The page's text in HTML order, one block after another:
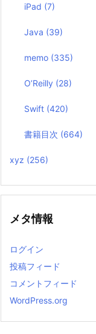
iPad (7)
Java (39)
memo (335)
O’Reilly (28)
Swift (420)
書籍目次 (664)
xyz (256)
メタ情報
ログイン
投稿フィード
コメントフィード
WordPress.org